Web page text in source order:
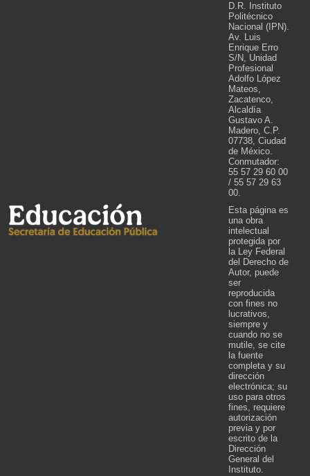
D.R. Instituto
Politécnico
Nacional (IPN).
Av. Luis
Enrique Erro
S/N, Unidad
Profesional
Adolfo López
Mateos,
Zacatenco,
Alcaldía
Gustavo A.
Madero, C.P.
07738, Ciudad
de México.
Conmutador:
55 57 29 60 00
/ 55 57 29 63
00.
Esta página es
una obra
intelectual
protegida por
la Ley Federal
del Derecho de
Autor, puede
ser
reproducida
con fines no
lucrativos,
siempre y
cuando no se
mutile, se cite
la fuente
completa y su
dirección
electrónica; su
uso para otros
fines, requiere
autorización
previa y por
escrito de la
Dirección
General del
Instituto.